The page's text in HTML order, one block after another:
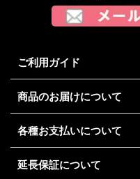
ご利用ガイド
商品のお届けについて
各種お支払いについて
延長保証について